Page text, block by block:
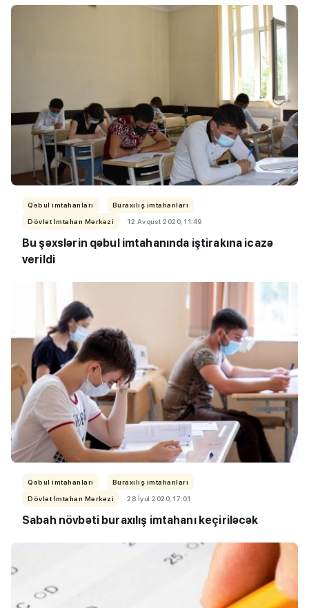
Qəbul imtahanları
Buraxılış imtahanları
Dövlət İmtahan Mərkəzi
12 Avqust 2020, 11:49
Bu şəxslərin qəbul imtahanında iştirakına icazə
verildi
Qəbul imtahanları
Buraxılış imtahanları
Dövlət İmtahan Mərkəzi
28 İyul 2020, 17:01
Sabah növbəti buraxılış imtahanı keçiriləcək